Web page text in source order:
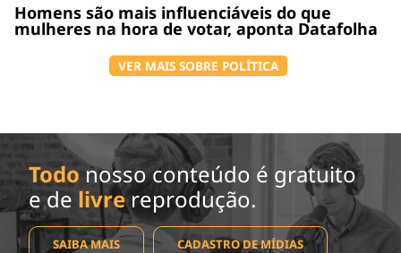
Homens são mais influenciáveis do que
mulheres na hora de votar, aponta Datafolha
VER MAIS SOBRE POLÍTICA
Todo nosso conteúdo é gratuito
e de livrereprodução.
SAIBA MAIS CADASTRO DE MÍDIAS